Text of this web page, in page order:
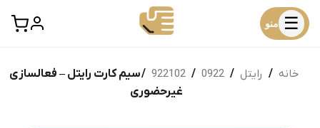
☰ منو
خانه / رایتل /
0922
/
922102 / سیم کارت رایتل – فعالسازی
غیرحضوری